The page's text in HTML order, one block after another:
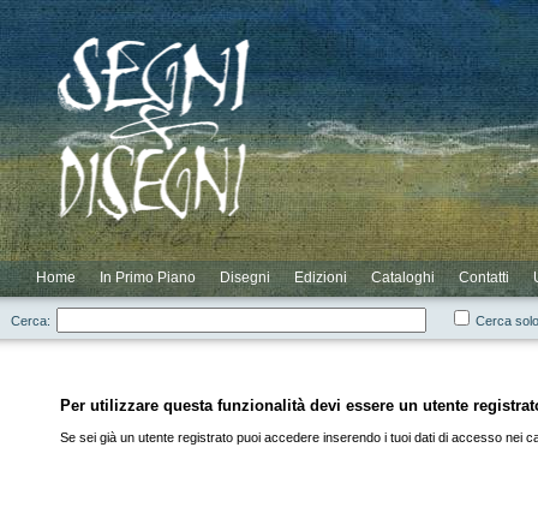
Home In Primo Piano Disegni Edizioni Cataloghi Contatti
Novità
Scontati
Elenco Completo
Elenco Autori
Elenco Cataloghi
Elenco Residui
Login
Registrazione
Cerca: Cerca
Per utilizzare questa funzionalità devi essere un utente
Se sei già un utente registrato puoi accedere inserendo i tuoi dati di accesso nei